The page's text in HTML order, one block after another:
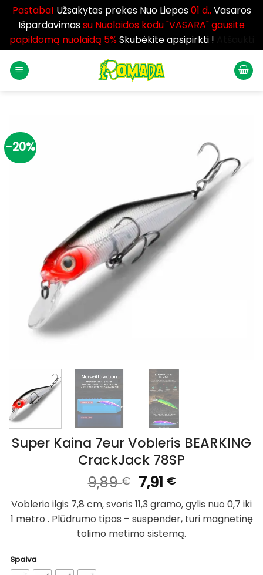
Pastaba! Užsakytas prekes Nuo Liepos01 d.,Vasaros
Išpardavimassu Nuolaidos kodu "VASARA" gausite
papildomą nuolaidą 5%Skubėkite apsipirkti !
-20%
Super Kaina 7eur Vobleris BEARKING
CrackJack 78SP
9,89€ Original
price
was:
9,89 €.
7,91 €Current
price
is:
7,91 €.
Voblerio ilgis 7,8 cm, svoris 11,3 gramo, gylis nuo 0,7 iki
1 metro . Plūdrumo tipas – suspender, turi magnetinę
tolimo metimo sistemą.
Spalva